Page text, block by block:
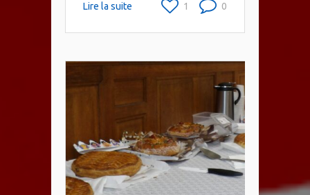
Lire la suite 0
1